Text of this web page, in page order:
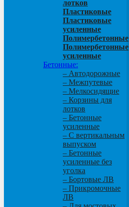
лотков
Пластиковые
Пластиковые
усиленные
Полимербетонные
Полимербетонные
усиленные
Бетонные:
– Автодорожные
– Межпутевые
– Мелкосидящие
– Корзины для
лотков
– Бетонные
усиленные
– С вертикальным
выпуском
– Бетонные
усиленные без
уголка
– Бортовые ЛВ
– Прикромочные
ЛВ